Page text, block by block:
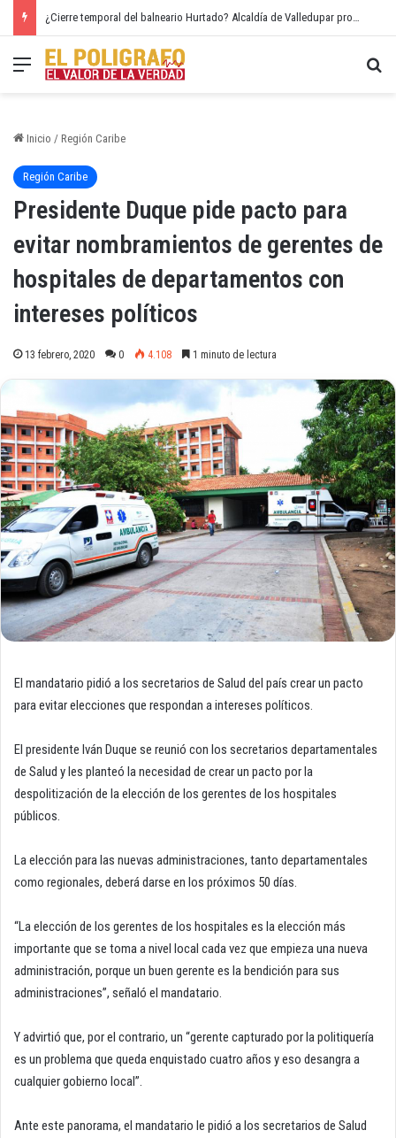
¿Cierre temporal del balneario Hurtado? Alcaldía de Valledupar propone recuperar el río Guatapurí
Menú
Inicio / Región Caribe
Región Caribe
Presidente Duque pide pacto para
evitar nombramientos de gerentes de
hospitales de departamentos con
intereses políticos
13 febrero, 2020 0 4.108 1 minuto de lectura
El mandatario pidió a los secretarios de Salud del país crear un pacto
para evitar elecciones que respondan a intereses políticos.
El presidente Iván Duque se reunió con los secretarios departamentales
de Salud y les planteó la necesidad de crear un pacto por la
despolitización de la elección de los gerentes de los hospitales
públicos.
La elección para las nuevas administraciones, tanto departamentales
como regionales, deberá darse en los próximos 50 días.
“La elección de los gerentes de los hospitales es la elección más
importante que se toma a nivel local cada vez que empieza una nueva
administración, porque un buen gerente es la bendición para sus
administraciones”, señaló el mandatario.
Y advirtió que, por el contrario, un “gerente capturado por la politiquería
es un problema que queda enquistado cuatro años y eso desangra a
cualquier gobierno local”.
Ante este panorama, el mandatario le pidió a los secretarios de Salud